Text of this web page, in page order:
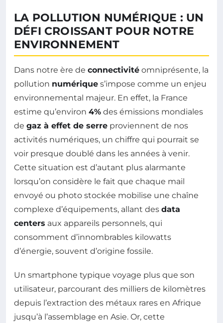
LA POLLUTION NUMÉRIQUE : UN
DÉFI CROISSANT POUR NOTRE
ENVIRONNEMENT
Dans notre ère de connectivité omniprésente, la
pollution numérique s’impose comme un enjeu
environnemental majeur. En effet, la France
estime qu’environ 4% des émissions mondiales
de gaz à effet de serre proviennent de nos
activités numériques, un chiffre qui pourrait se
voir presque doublé dans les années à venir.
Cette situation est d’autant plus alarmante
lorsqu’on considère le fait que chaque mail
envoyé ou photo stockée mobilise une chaîne
complexe d’équipements, allant des data
centers aux appareils personnels, qui
consomment d’innombrables kilowatts
d’énergie, souvent d’origine fossile.
Un smartphone typique voyage plus que son
utilisateur, parcourant des milliers de kilomètres
depuis l’extraction des métaux rares en Afrique
jusqu’à l’assemblage en Asie. Or, cette